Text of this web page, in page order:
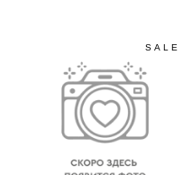
SALE